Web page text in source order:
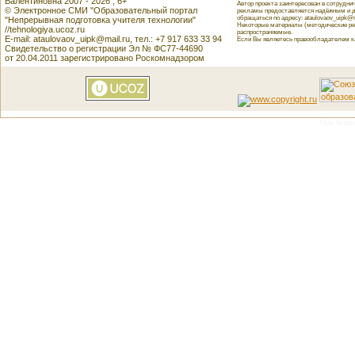
© Электронное СМИ "Образовательный портал
"Непрерывная подготовка учителя технологии"
//tehnologiya.ucoz.ru
E-mail: ataulovaov_uipk@mail.ru, тел.: +7 917 633 33 94
Свидетельство о регистрации Эл № ФС77-44690
от 20.04.2011 зарегистрировано Роскомнадзором
Автор проекта заинтересован в
рекламы предоставляется надёжным и
обращаться по адресу:
Некоторые материалы (методические
распространяемые.
Если Вы являетесь правообладателем